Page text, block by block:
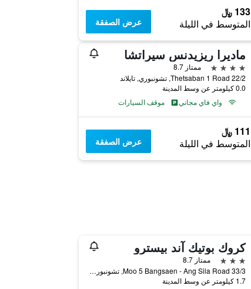
133 ﷼
المتوسط في الليلة عرض الصفقة
ماديرا ريزيدنس سيراتشا
4 نجوم
ممتاز 8.7
22/2 Thetsaban 1 Road, تشونبوري, تايلاند
0.0 كيلومتر عن وسط المدينة
واي فاي مجاني
موقف السيارات
111 ﷼
المتوسط في الليلة عرض الصفقة
كروك بوتيك آند بيسترو
3 نجوم
ممتاز 8.7
33/3 Moo 5 Bangsaen - Ang Sila Road, تشونبوري, تايلاند
1.7 كيلومتر عن وسط المدينة